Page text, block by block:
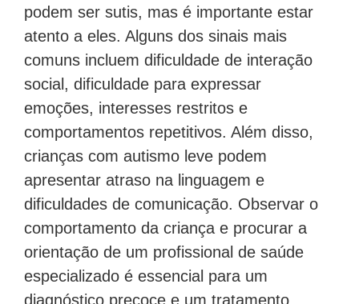
podem ser sutis, mas é importante estar
atento a eles. Alguns dos sinais mais
comuns incluem dificuldade de interação
social, dificuldade para expressar
emoções, interesses restritos e
comportamentos repetitivos. Além disso,
crianças com autismo leve podem
apresentar atraso na linguagem e
dificuldades de comunicação. Observar o
comportamento da criança e procurar a
orientação de um profissional de saúde
especializado é essencial para um
diagnóstico precoce e um tratamento